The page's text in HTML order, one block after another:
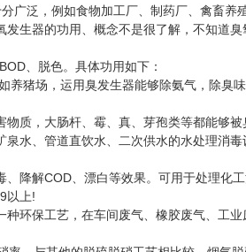
广泛，例如食物加工厂、制药厂、禽畜养
生器的功用、概念不是很了解，不知道
、脱色。具体功用如下：
猪场，运用臭发生器能够除氨气，除臭
，大肠杆、霉、真、芽孢类等都能够被
水、管道直饮水、二次供水的水处理消
解COD、漂白等效果。可用于处理化
以上!
保工艺，在车间废气、橡胶废气、工业